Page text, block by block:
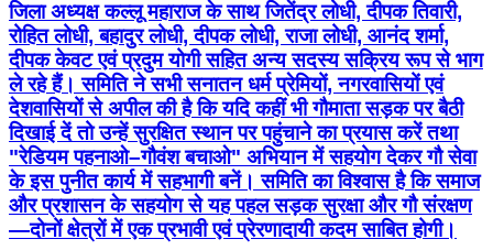
जिला अध्यक्ष कल्लू महाराज के साथ जितेंद्र लोधी, दीपक तिवारी,
रोहित लोधी, बहादुर लोधी, दीपक लोधी, राजा लोधी, आनंद शर्मा,
दीपक केवट एवं प्रदुम योगी सहित अन्य सदस्य सक्रिय रूप से भाग
ले रहे हैं। समिति ने सभी सनातन धर्म प्रेमियों, नगरवासियों एवं
देशवासियों से अपील की है कि यदि कहीं भी गौमाता सड़क पर बैठी
दिखाई दें तो उन्हें सुरक्षित स्थान पर पहुंचाने का प्रयास करें तथा
"रेडियम पहनाओ–गौवंश बचाओ" अभियान में सहयोग देकर गौ सेवा
के इस पुनीत कार्य में सहभागी बनें। समिति का विश्वास है कि समाज
और प्रशासन के सहयोग से यह पहल सड़क सुरक्षा और गौ संरक्षण
—दोनों क्षेत्रों में एक प्रभावी एवं प्रेरणादायी कदम साबित होगी।